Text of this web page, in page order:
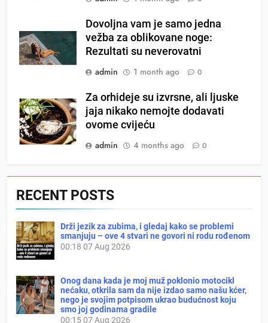
Dovoljna vam je samo jedna
vežba za oblikovane noge:
Rezultati su neverovatni
admin
1 month ago 0
Za orhideje su izvrsne, ali ljuske
jaja nikako nemojte dodavati
ovome cvijeću
admin
4 months ago 0
RECENT POSTS
Drži jezik za zubima, i gledaj kako se problemi
smanjuju – ove 4 stvari ne govori ni rodu rođenom
00:18 07 Aug 2026
Onog dana kada je moj muž poklonio motocikl
nećaku, otkrila sam da nije izdao samo našu kćer,
nego je svojim potpisom ukrao budućnost koju
smo joj godinama gradile
00:1507 Aug 2026